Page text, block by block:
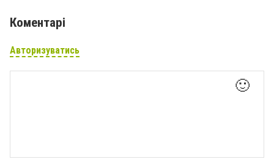
Коментарі
Авторизуватись
🙂